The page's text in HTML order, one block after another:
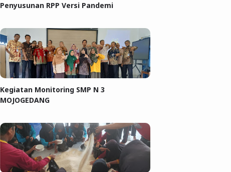
Penyusunan RPP Versi Pandemi
Kegiatan Monitoring SMP N 3
MOJOGEDANG